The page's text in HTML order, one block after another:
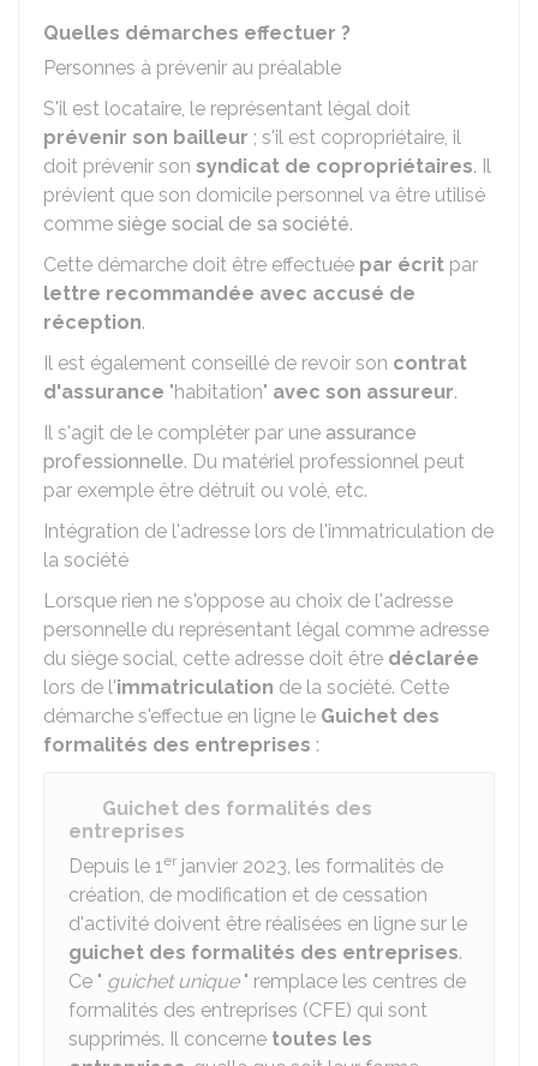
Quelles démarches effectuer ?
Personnes à prévenir au préalable
S'il est locataire, le représentant légal doit
prévenir son bailleur ; s'il est copropriétaire, il
doit prévenir son syndicat de copropriétaires. Il
prévient que son domicile personnel va être utilisé
comme siège social de sa société.
Cette démarche doit être effectuée par écrit par
lettre recommandée avec accusé de
réception.
Il est également conseillé de revoir son contrat
d'assurance "habitation" avec son assureur.
Il s'agit de le compléter par une assurance
professionnelle. Du matériel professionnel peut
par exemple être détruit ou volé, etc.
Intégration de l'adresse lors de l'immatriculation de
la société
Lorsque rien ne s'oppose au choix de l'adresse
personnelle du représentant légal comme adresse
du siège social, cette adresse doit être déclarée
lors de l'immatriculation de la société. Cette
démarche s'effectue en ligne le Guichet des
formalités des entreprises :
Guichet des formalités des
entreprises
Depuis le 1er janvier 2023, les formalités de
création, de modification et de cessation
d'activité doivent être réalisées en ligne sur le
guichet des formalités des entreprises.
Ce " guichet unique" remplace les centres de
formalités des entreprises (CFE) qui sont
supprimés. Il concerne toutes les